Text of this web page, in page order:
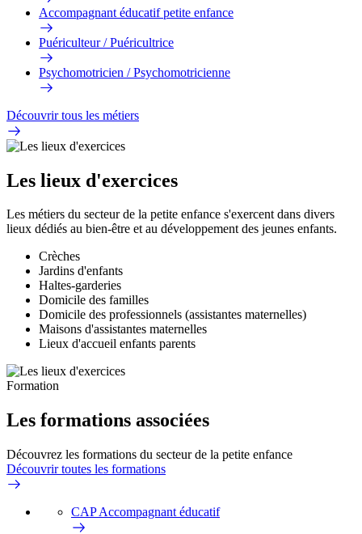
Accompagnant éducatif petite enfance
Puériculteur / Puéricultrice
Psychomotricien / Psychomotricienne
Découvrir tous les métiers
Les lieux d'exercices
Les métiers du secteur de la petite enfance s'exercent dans divers
lieux dédiés au bien-être et au développement des jeunes enfants.
Crèches
Jardins d'enfants
Haltes-garderies
Domicile des familles
Domicile des professionnels (assistantes maternelles)
Maisons d'assistantes maternelles
Lieux d'accueil enfants parents
Formation
Les formations associées
Découvrez les formations du secteur de la petite enfance
Découvrir toutes les formations
CAP Accompagnant éducatif